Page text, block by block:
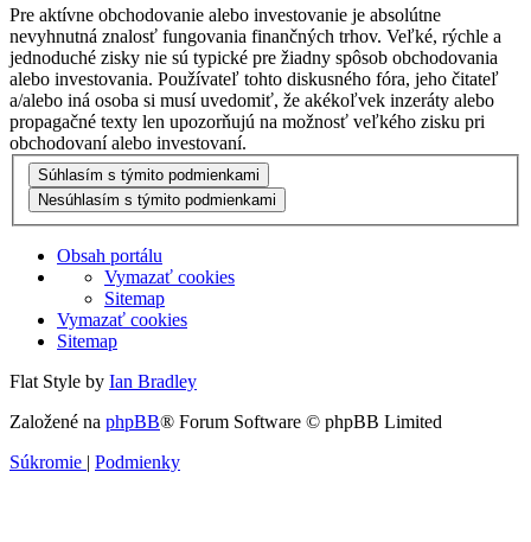
Pre aktívne obchodovanie alebo investovanie je absolútne
nevyhnutná znalosť fungovania finančných trhov. Veľké, rýchle a
jednoduché zisky nie sú typické pre žiadny spôsob obchodovania
alebo investovania. Používateľ tohto diskusného fóra, jeho čitateľ
a/alebo iná osoba si musí uvedomiť, že akékoľvek inzeráty alebo
propagačné texty len upozorňujú na možnosť veľkého zisku pri
obchodovaní alebo investovaní.
Obsah portálu
Vymazať cookies
Sitemap
Vymazať cookies
Sitemap
Flat Style by Ian Bradley
Založené na phpBB® Forum Software © phpBB Limited
Súkromie | Podmienky